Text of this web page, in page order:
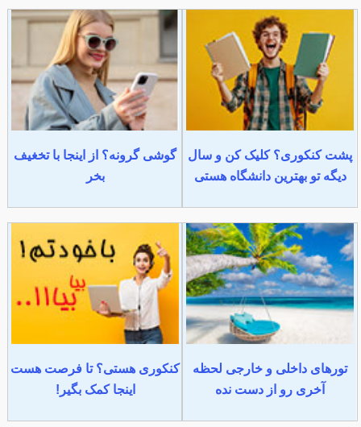
پشت کنکوری؟ کلیک کن و سال
دیگه تو بهترین دانشگاه هستی
گوشی گرونه؟ از اینجا با تخغیف
بخر
تورهای داخلی و خارجی لحظه
آخری رو از دست نده
کنکوری هستی؟ تا فرصت هست
اینجا کمک بگیر!